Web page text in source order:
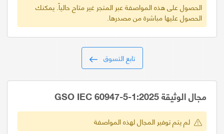
الحصول على هذه المواصفة عبر المتجر غير متاح حالياً. يمكنك
الحصول عليها مباشرة من مصدرها.
تابع التسوق
مجال الوثيقة GSO IEC 60947-5-1:2025
لم يتم توفير المجال لهذه المواصفة